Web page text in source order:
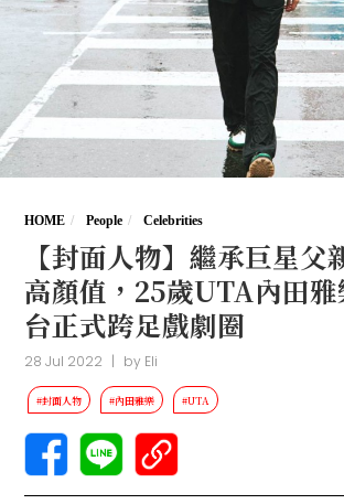
HOME People Celebrities
【封面人物】繼承巨星父
高顏值，25歲UTA內田
台正式跨足戲劇圈
28 Jul 2022 | by Eli
#封面人物 #內田雅樂 #UTA